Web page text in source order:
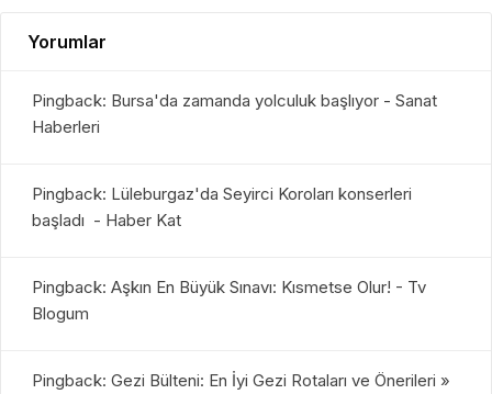
Yorumlar
Pingback: Bursa'da zamanda yolculuk başlıyor - Sanat
Haberleri
Pingback: Lüleburgaz'da Seyirci Koroları konserleri
başladı - Haber Kat
Pingback: Aşkın En Büyük Sınavı: Kısmetse Olur! - Tv
Blogum
Pingback: Gezi Bülteni: En İyi Gezi Rotaları ve Önerileri »